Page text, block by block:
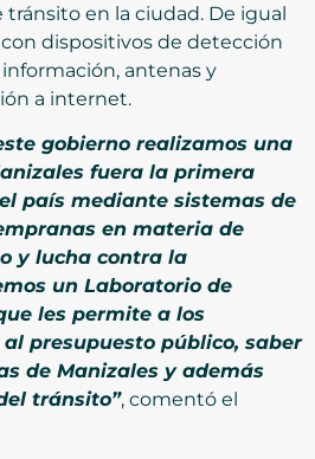
tránsito en la ciudad. De igual
dispositivos de detección
antenas y
a internet.
gobierno realizamos una
fuera la primera
país mediante sistemas de
en materia de
y lucha contra la
un Laboratorio de
les permite a los
presupuesto público, saber
de Manizales y además
tránsito”, comentó el